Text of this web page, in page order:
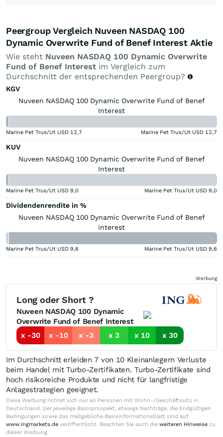
Peergroup Vergleich Nuveen NASDAQ 100
Dynamic Overwrite Fund of Benef Interest Aktie
Wie steht Nuveen NASDAQ 100 Dynamic Overwrite
Fund of Benef Interest im Vergleich zum
Durchschnitt der entsprechenden Peergroup?
KGV
Nuveen NASDAQ 100 Dynamic Overwrite Fund of Benef
Interest
Marine Pet Trus/Ut USD 12,7 Marine Pet Trus/Ut USD 12,7
KUV
Nuveen NASDAQ 100 Dynamic Overwrite Fund of Benef
Interest
Marine Pet Trus/Ut USD 9,0 Marine Pet Trus/Ut USD 9,0
Dividendenrendite in %
Nuveen NASDAQ 100 Dynamic Overwrite Fund of Benef
Interest
Marine Pet Trus/Ut USD 9,6 Marine Pet Trus/Ut USD 9,6
Werbung
Long oder Short ?
Nuveen NASDAQ 100 Dynamic
Overwrite Fund of Benef Interest
x -30
x -10 x -3 x 3 x 10 x 30
Im Durchschnitt erleiden 7 von 10 Kleinanlegern Verluste
beim Handel mit Turbo-Zertifikaten. Turbo-Zertifikate sind
hoch risikoreiche Produkte und nicht für langfristige
Anlagestrategien geeignet.
Diese Werbung richtet sich nur an Personen mit Wohn-/Geschäftssitz in
Deutschland. Der jeweilige Basisprospekt, etwaige Nachträge, die Endgültigen
Bedingungen sowie das maßgebliche Basisinformationsblatt sind auf
www.ingmarkets.de veröffentlicht. Beachten Sie auch die weiteren Hinweise zu
dieser Werbung.